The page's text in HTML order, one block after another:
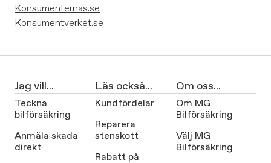
Konsumenternas.se
Konsumentverket.se
Jag vill...
Teckna
bilförsäkring
Anmäla skada
direkt
Läs också...
Kundfördelar
Reparera
stenskott
Rabatt på
Om oss...
Om MG
Bilförsäkring
Välj MG
Bilförsäkring